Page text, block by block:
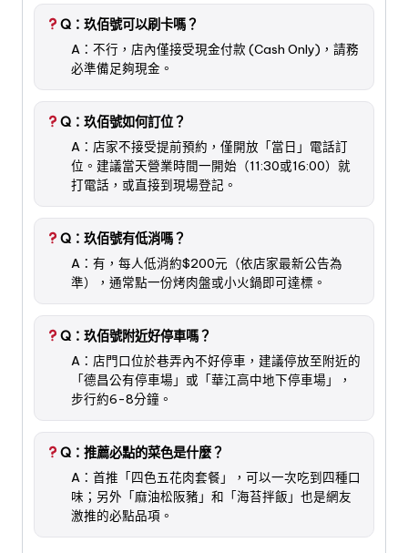
Q：玖佰號可以刷卡嗎？
A：不行，店內僅接受現金付款 (Cash Only)，請務
必準備足夠現金。
Q：玖佰號如何訂位？
A：店家不接受提前預約，僅開放「當日」電話訂
位。建議當天營業時間一開始（11:30或16:00）就
打電話，或直接到現場登記。
Q：玖佰號有低消嗎？
A：有，每人低消約$200元（依店家最新公告為
準），通常點一份烤肉盤或小火鍋即可達標。
Q：玖佰號附近好停車嗎？
A：店門口位於巷弄內不好停車，建議停放至附近的
「德昌公有停車場」或「華江高中地下停車場」，
步行約6-8分鐘。
Q：推薦必點的菜色是什麼？
A：首推「四色五花肉套餐」，可以一次吃到四種口
味；另外「麻油松阪豬」和「海苔拌飯」也是網友
激推的必點品項。